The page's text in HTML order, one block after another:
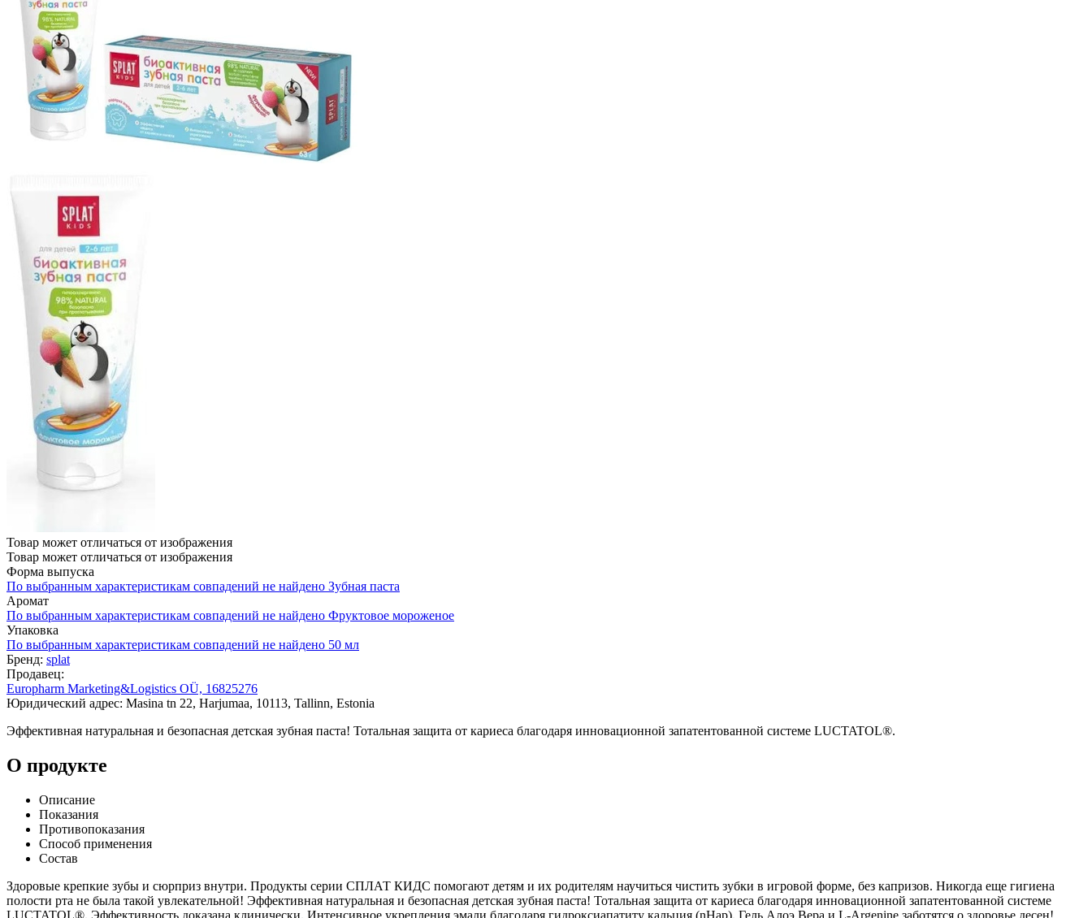
Товар может отличаться от изображения
Товар может отличаться от изображения
Форма выпуска
По выбранным характеристикам совпадений не найдено Зубная паста
Аромат
По выбранным характеристикам совпадений не найдено Фруктовое мороженое
Упаковка
По выбранным характеристикам совпадений не найдено 50 мл
Бренд: splat
Продавец:
Europharm Marketing&Logistics OÜ, 16825276
Юридический адрес: Masina tn 22, Harjumaa, 10113, Tallinn, Estonia
Эффективная натуральная и безопасная детская зубная паста! Тотальная защита от кариеса благодаря инновационной запатентованной системе LUCTATOL®.
О продукте
Описание
Показания
Противопоказания
Способ применения
Состав
Здоровые крепкие зубы и сюрприз внутри. Продукты серии СПЛАТ КИДС помогают детям и их родителям научиться чистить зубки в игровой форме, без капризов. Никогда еще гигиена
полости рта не была такой увлекательной! Эффективная натуральная и безопасная детская зубная паста! Тотальная защита от кариеса благодаря инновационной запатентованной системе
LUCTATOL®. Эффективность доказана клинически. Интенсивное укрепления эмали благодаря гидроксиапатиту кальция (nHap). Гель Алоэ Вера и L-Argenine заботятся о здоровье десен!